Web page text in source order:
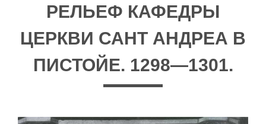
РЕЛЬЕФ КАФЕДРЫ
ЦЕРКВИ САНТ АНДРЕА В
ПИСТОЙЕ. 1298—1301.